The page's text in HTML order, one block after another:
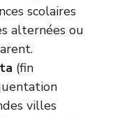
scolaires
alternées ou
(fin
villes